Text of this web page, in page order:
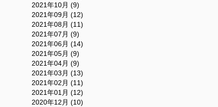
2021年10月 (9)
2021年09月 (12)
2021年08月 (11)
2021年07月 (9)
2021年06月 (14)
2021年05月 (9)
2021年04月 (9)
2021年03月 (13)
2021年02月 (11)
2021年01月 (12)
2020年12月 (10)